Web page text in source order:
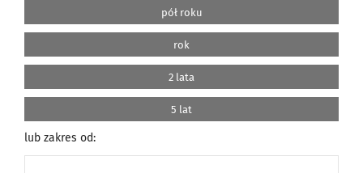
pół roku
rok
2 lata
5 lat
lub zakres od: